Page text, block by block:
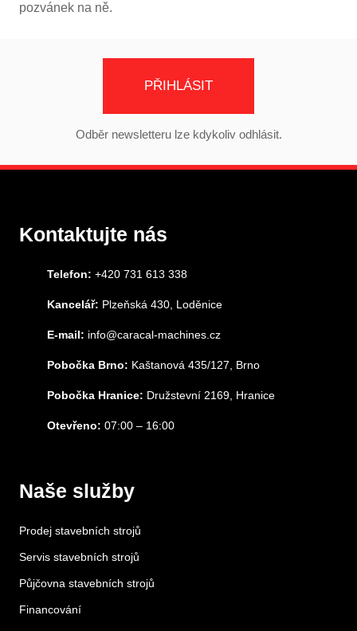
pozvánek na ně.
PŘIHLÁSIT
Odběr newsletteru lze kdykoliv odhlásit.
Kontaktujte nás
Telefon: +420 731 613 338
Kancelář: Plzeňská 430, Loděnice
E-mail: info@caracal-machines.cz
Pobočka Brno: Kaštanová 435/127, Brno
Pobočka Hranice: Družstevní 2169, Hranice
Otevřeno: 07:00 – 16:00
Naše služby
Prodej stavebních strojů
Servis stavebních strojů
Půjčovna stavebních strojů
Financování